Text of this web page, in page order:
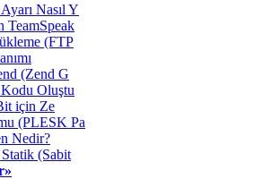
Nasıl Y
TeamSpeak
(FTP
(Zend G
Oluştu
için Ze
(PLESK Pa
Nedir?
(Sabit